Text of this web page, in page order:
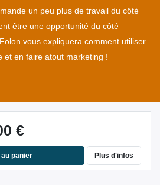
un peu plus de travail du côté
être une opportunité du côté
vous expliquera comment utiliser
et en faire atout marketing !
€
panier Plus d'infos